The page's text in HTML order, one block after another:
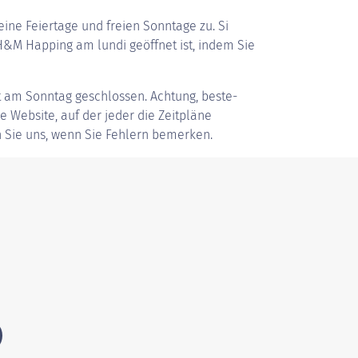
Feiertage und freien Sonntage zu. Si
Happing am lundi geöffnet ist, indem Sie
Sonntag geschlossen. Achtung, beste-
Website, auf der jeder die Zeitpläne
uns, wenn Sie Fehlern bemerken.